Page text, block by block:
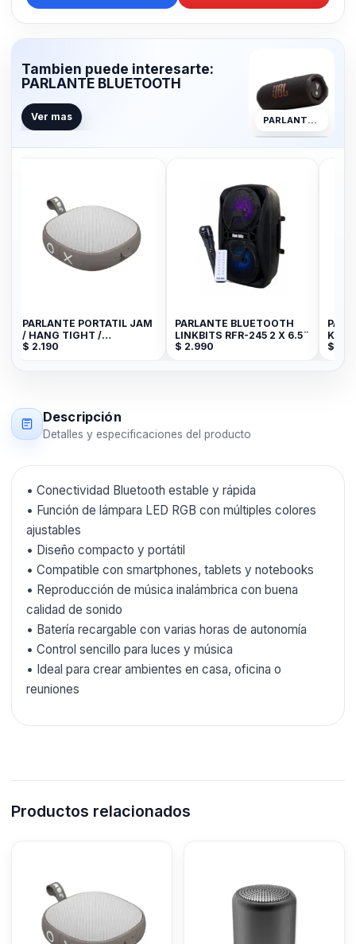
Tambien puede interesarte:
PARLANTE BLUETOOTH
Ver mas PARLANTE BLUETOOTH
PARLANTE PORTATIL JAM
/ HANG TIGHT /
BLUETOOTH / GRIS
$ 2.190
PARLANTE BLUETOOTH
LINKBITS RFR-245 2 X 6.5¨
$ 2.990
KTS-
$
Descripción
Detalles y especificaciones del producto
• Conectividad Bluetooth estable y rápida
• Función de lámpara LED RGB con múltiples colores
ajustables
• Diseño compacto y portátil
• Compatible con smartphones, tablets y notebooks
• Reproducción de música inalámbrica con buena
calidad de sonido
• Batería recargable con varias horas de autonomía
• Control sencillo para luces y música
• Ideal para crear ambientes en casa, oficina o
reuniones
Productos relacionados